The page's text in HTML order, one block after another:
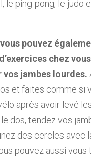
le ping-pong, le judo
vous pouvez
chez
vos jambes lourdes.
et faites comme si
après avoir levé
dos, tendez vos
des cercles avec
pouvez aussi vous